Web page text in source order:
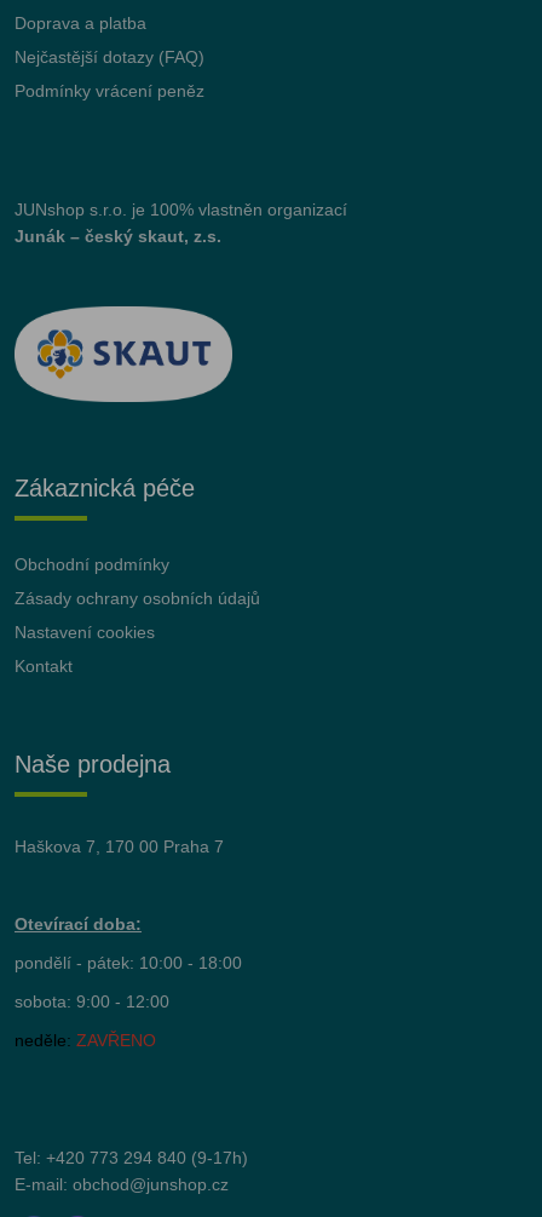
Doprava a platba
Nejčastější dotazy (FAQ)
Podmínky vrácení peněz
JUNshop s.r.o.
je 100% vlastněn organizací
Junák – český skaut, z.s.
Zákaznická péče
Obchodní podmínky
Zásady ochrany osobních údajů
Nastavení cookies
Kontakt
Naše prodejna
Haškova 7, 170 00 Praha 7
Otevírací doba:
pondělí - pátek: 10:00 - 18:00
sobota: 9:00 - 12:00
neděle: ZAVŘENO
Tel: +420 773 294 840 (9-17h)
E-mail: obchod@junshop.cz